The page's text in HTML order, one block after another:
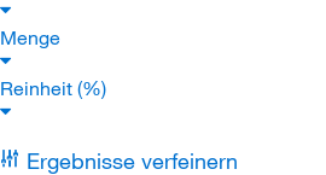
Menge
Reinheit (%)
Ergebnisse verfeinern